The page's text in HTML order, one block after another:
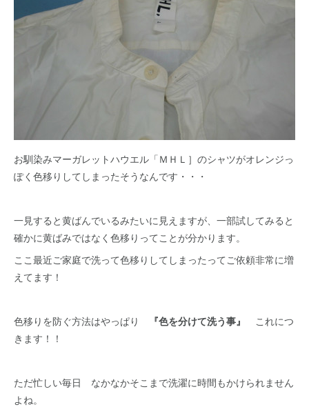
お馴染みマーガレットハウエル「ＭＨＬ］のシャツがオレンジっ
ぽく色移りしてしまったそうなんです・・・
一見すると黄ばんでいるみたいに見えますが、一部試してみると
確かに黄ばみではなく色移りってことが分かります。
ここ最近ご家庭で洗って色移りしてしまったってご依頼非常に増
えてます！
色移りを防ぐ方法はやっぱり 『色を分けて洗う事』 これにつ
きます！！
ただ忙しい毎日 なかなかそこまで洗濯に時間もかけられません
よね。